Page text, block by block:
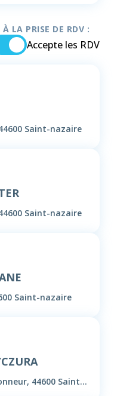
LA PRISE DE RDV :
Accepte les RDV
Saint-nazaire
Saint-nazaire
Saint-nazaire
3 Boulevard de la Légion d'Honneur, 44600 Saint-nazaire